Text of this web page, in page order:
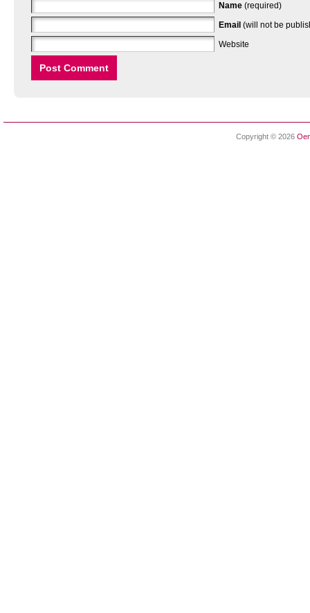
Name (required)
Email (will not be
Website
Copyright © 2026